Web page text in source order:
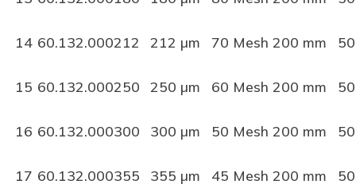
14 60.132.000212 212 µm 70 Mesh 200 mm
15 60.132.000250 250 µm 60 Mesh 200 mm
16 60.132.000300 300 µm 50 Mesh 200 mm
17 60.132.000355 355 µm 45 Mesh 200 mm